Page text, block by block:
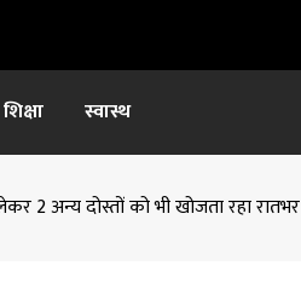
शिक्षा स्वास्थ
2 अन्य दोस्तों को भी खोजता रहा रातभर